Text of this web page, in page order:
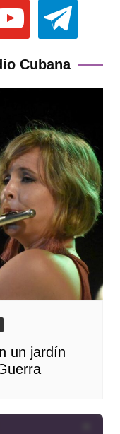
telegram
Cubana
un jardín